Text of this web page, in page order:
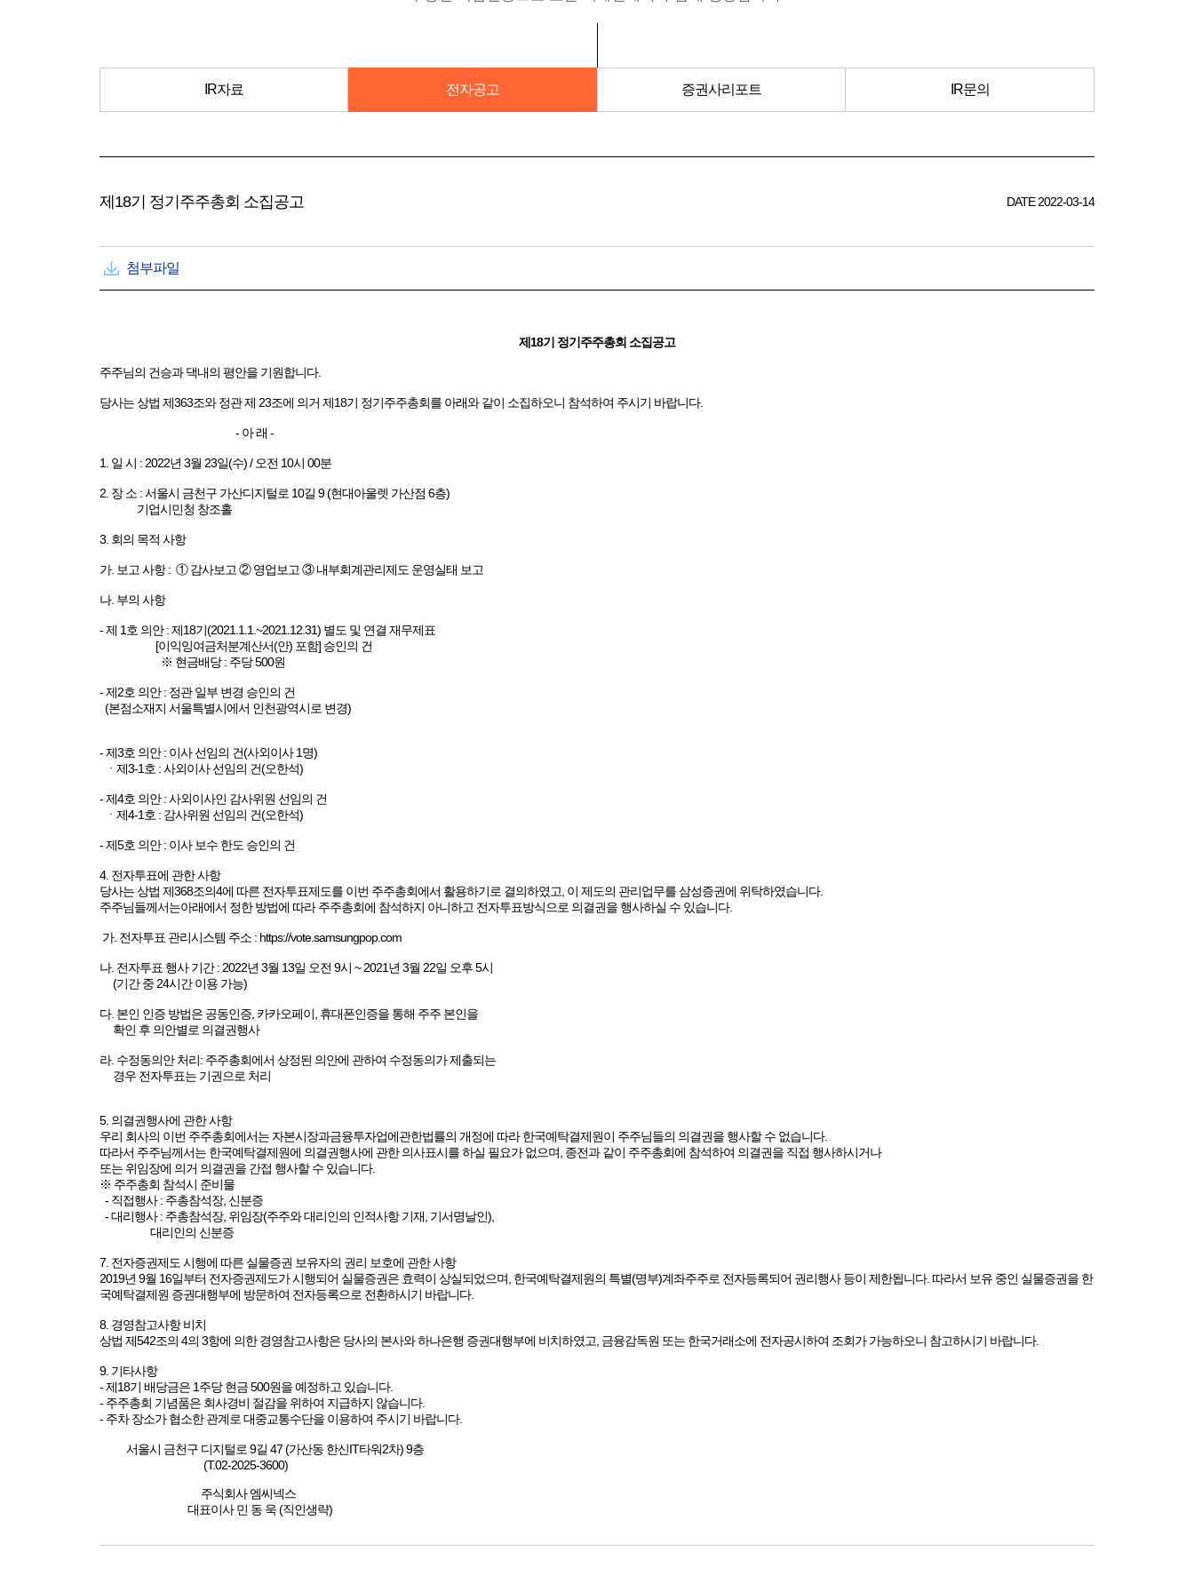
IR자료 전자공고 증권사리포트 IR문의
제18기 정기주주총회 소집공고 DATE 2022-03-14
첨부파일
제18기 정기주주총회 소집공고
주주님의 건승과 댁내의 평안을 기원합니다.
당사는 상법 제363조와 정관 제 23조에 의거 제18기 정기주주총회를 아래와 같이 소집하오니 참석하여 주시기 바랍니다.
- 아 래 -
1. 일 시 : 2022년 3월 23일(수) / 오전 10시 00분
2. 장 소 : 서울시 금천구 가산디지털로 10길 9 (현대아울렛 가산점 6층)
기업시민청 창조홀
3. 회의 목적 사항
가. 보고 사항 : ① 감사보고 ② 영업보고 ③ 내부회계관리제도 운영실태 보고
나. 부의 사항
- 제 1호 의안 : 제18기(2021.1.1.~2021.12.31) 별도 및 연결 재무제표
[이익잉여금처분계산서(안) 포함] 승인의 건
※ 현금배당 : 주당 500원
- 제2호 의안 : 정관 일부 변경 승인의 건
(본점소재지 서울특별시에서 인천광역시로 변경)
- 제3호 의안 : 이사 선임의 건(사외이사 1명)
ㆍ제3-1호 : 사외이사 선임의 건(오한석)
- 제4호 의안 : 사외이사인 감사위원 선임의 건
ㆍ제4-1호 : 감사위원 선임의 건(오한석)
- 제5호 의안 : 이사 보수 한도 승인의 건
4. 전자투표에 관한 사항
당사는 상법 제368조의4에 따른 전자투표제도를 이번 주주총회에서 활용하기로 결의하였고, 이 제도의 관리업무를 삼성증권에 위탁하였습니다.
주주님들께서는아래에서 정한 방법에 따라 주주총회에 참석하지 아니하고 전자투표방식으로 의결권을 행사하실 수 있습니다.
가. 전자투표 관리시스템 주소 : https://vote.samsungpop.com
나. 전자투표 행사 기간 : 2022년 3월 13일 오전 9시 ~ 2021년 3월 22일 오후 5시
(기간 중 24시간 이용 가능)
다. 본인 인증 방법은 공동인증, 카카오페이, 휴대폰인증을 통해 주주 본인을
확인 후 의안별로 의결권행사
라. 수정동의안 처리: 주주총회에서 상정된 의안에 관하여 수정동의가 제출되는
경우 전자투표는 기권으로 처리
5. 의결권행사에 관한 사항
우리 회사의 이번 주주총회에서는 자본시장과금융투자업에관한법률의 개정에 따라 한국예탁결제원이 주주님들의 의결권을 행사할 수 없습니다.
따라서 주주님께서는 한국예탁결제원에 의결권행사에 관한 의사표시를 하실 필요가 없으며, 종전과 같이 주주총회에 참석하여 의결권을 직접 행사하시거나
또는 위임장에 의거 의결권을 간접 행사할 수 있습니다.
※ 주주총회 참석시 준비물
- 직접행사 : 주총참석장, 신분증
- 대리행사 : 주총참석장, 위임장(주주와 대리인의 인적사항 기재, 기서명날인),
대리인의 신분증
7. 전자증권제도 시행에 따른 실물증권 보유자의 권리 보호에 관한 사항
2019년 9월 16일부터 전자증권제도가 시행되어 실물증권은 효력이 상실되었으며, 한국예탁결제원의 특별(명부)계좌주주로 전자등록되어 권리행사 등이 제한됩니다. 따라서 보유 중인 실물증권을 한
국예탁결제원 증권대행부에 방문하여 전자등록으로 전환하시기 바랍니다.
8. 경영참고사항 비치
상법 제542조의 4의 3항에 의한 경영참고사항은 당사의 본사와 하나은행 증권대행부에 비치하였고, 금융감독원 또는 한국거래소에 전자공시하여 조회가 가능하오니 참고하시기 바랍니다.
9. 기타사항
- 제18기 배당금은 1주당 현금 500원을 예정하고 있습니다.
- 주주총회 기념품은 회사경비 절감을 위하여 지급하지 않습니다.
- 주차 장소가 협소한 관계로 대중교통수단을 이용하여 주시기 바랍니다.
서울시 금천구 디지털로 9길 47 (가산동 한신IT타워2차) 9층
(T.02-2025-3600)
주식회사 엠씨넥스
대표이사 민 동 욱 (직인생략)